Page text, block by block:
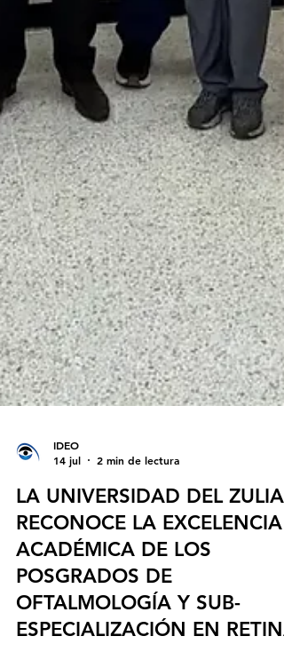
14 jul
2 min de lectura
LA UNIVERSIDAD DEL ZULIA
RECONOCE LA EXCELENCIA
ACADÉMICA DE LOS
POSGRADOS DE
OFTALMOLOGÍA Y SUB-